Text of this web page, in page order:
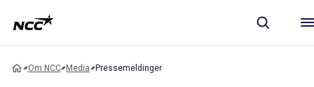
Om NCC Media Pressemeldinger